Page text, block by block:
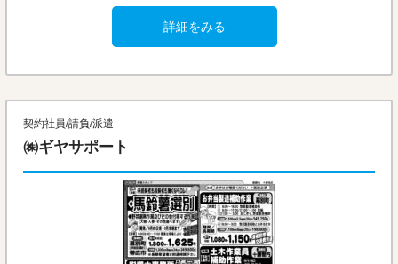
詳細をみる
契約社員/請負/派遣
㈱ギヤサポート